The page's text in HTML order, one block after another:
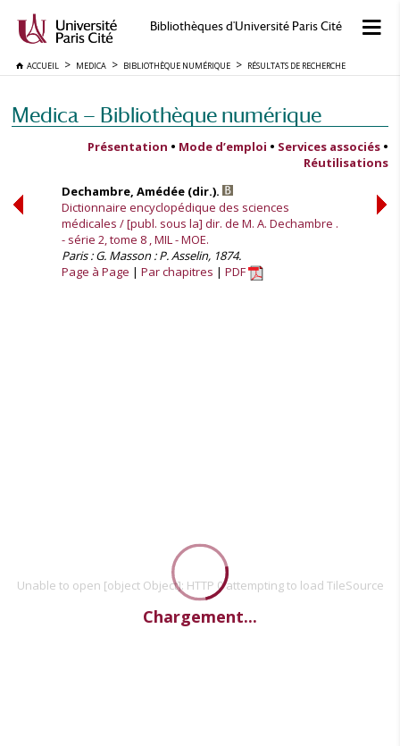
Bibliothèques d'Université Paris Cité
ACCUEIL MEDICA BIBLIOTHÈQUE NUMÉRIQUE RÉSULTATS DE RECHERCHE
Medica — Bibliothèque numérique
Présentation • Mode d’emploi • Services associés •
Réutilisations
Dechambre, Amédée (dir.).
Dictionnaire encyclopédique des sciences
médicales / [publ. sous la] dir. de M. A. Dechambre .
- série 2, tome 8 , MIL - MOE.
Paris : G. Masson : P. Asselin, 1874.
Page à Page
Par chapitres PDF
Unable to open [object Object]: HTTP 0 attempting to load TileSource
Chargement...